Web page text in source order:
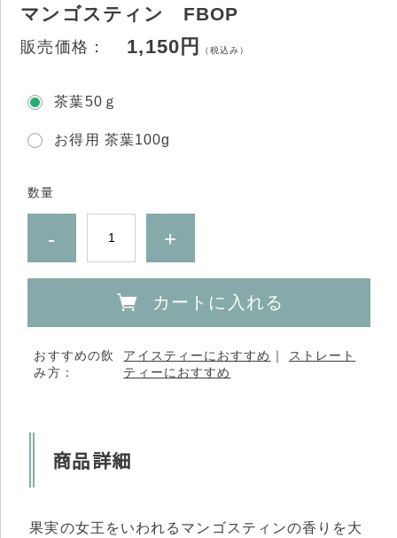
マンゴスティン FBOP
販売価格： 1,150円 （税込み）
茶葉50ｇ
お得用 茶葉100g
数量
- +
カートに入れる
おすすめの飲
み方：
アイスティーにおすすめ ｜
ストレート
ティーにおすすめ
商品詳細
果実の女王をいわれるマンゴスティンの香りを大